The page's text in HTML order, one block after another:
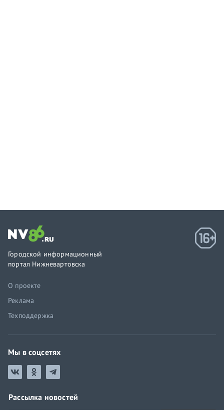
Городской информационный
портал Нижневартовска
О проекте
Реклама
Техподдержка
Мы в соцсетях
Рассылка новостей